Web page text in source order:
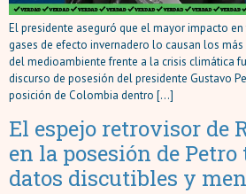
El presidente aseguró que el mayor impacto
gases de efecto invernadero lo causan los
del medioambiente frente a la crisis climática
discurso de posesión del presidente Gustavo
posición de Colombia dentro […]
El espejo retrovisor de
en la posesión de
datos discutibles y